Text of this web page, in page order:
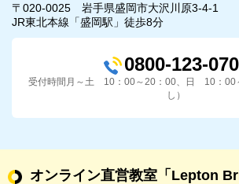
〒020-0025 岩手県盛岡市大沢川原3-4-1
JR東北本線「盛岡駅」徒歩8分
0800-123-
受付時間月～土 10：00～20：00、日 10：
し）
オンライン直営教室 「Lepton